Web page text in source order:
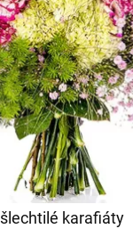
karafiáty